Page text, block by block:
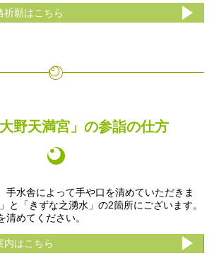
祈願はこちら
野天満宮」の参詣の仕方
手水舎によって手や口を清めていただきま
と「きずな之湧水」の2箇所にございます。
清めてください。
内はこちら